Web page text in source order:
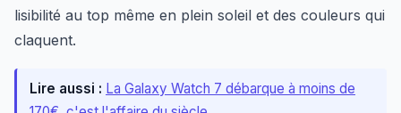
lisibilité au top même en plein soleil et des couleurs qui
claquent.
Lire aussi : La Galaxy Watch 7 débarque à moins de